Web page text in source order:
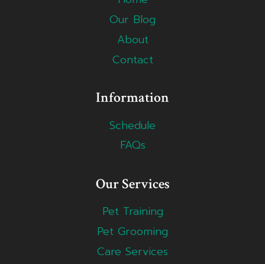
Our Blog
About
Contact
Information
Schedule
FAQs
Our Services
Pet Training
Pet Grooming
Care Services